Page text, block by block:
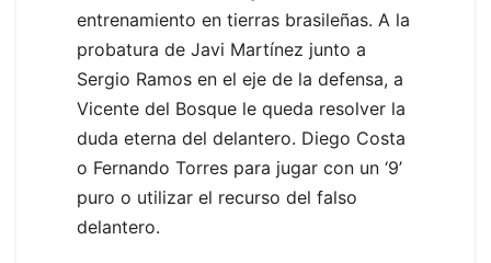
entrenamiento en tierras brasileñas. A la
probatura de Javi Martínez junto a
Sergio Ramos en el eje de la defensa, a
Vicente del Bosque le queda resolver la
duda eterna del delantero. Diego Costa
o Fernando Torres para jugar con un ‘9’
puro o utilizar el recurso del falso
delantero.